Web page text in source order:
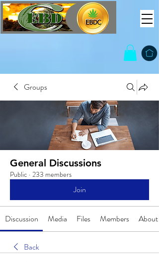
Groups
General Discussions
Public · 233 members
Join
Discussion Media Files Members About
Back